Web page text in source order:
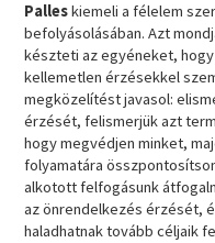
Palleskiemeli a félelem
befolyásolásában. Azt
készteti az egyéneket,
kellemetlen érzésekkel
megközelítést javasol:
érzését, felismerjük azt
hogy megvédjen minket,
folyamatára
alkotott felfogásunk
az önrendelkezés érzését,
haladhatnak tovább céljaik